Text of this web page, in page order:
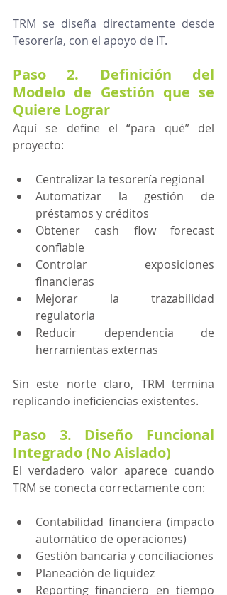
TRM se diseña directamente desde
Tesorería, con el apoyo de IT.
Paso 2. Definición del
Modelo de Gestión que se
Quiere Lograr
Aquí se define el “para qué” del
proyecto:
Centralizar la tesorería regional
Automatizar la gestión de
préstamos y créditos
Obtener cash flow forecast
confiable
Controlar exposiciones
financieras
Mejorar la trazabilidad
regulatoria
Reducir dependencia de
herramientas externas
Sin este norte claro, TRM termina
replicando ineficiencias existentes.
Paso 3. Diseño Funcional
Integrado (No Aislado)
El verdadero valor aparece cuando
TRM se conecta correctamente con:
Contabilidad financiera (impacto
automático de operaciones)
Gestión bancaria y conciliaciones
Planeación de liquidez
Reporting financiero en tiempo